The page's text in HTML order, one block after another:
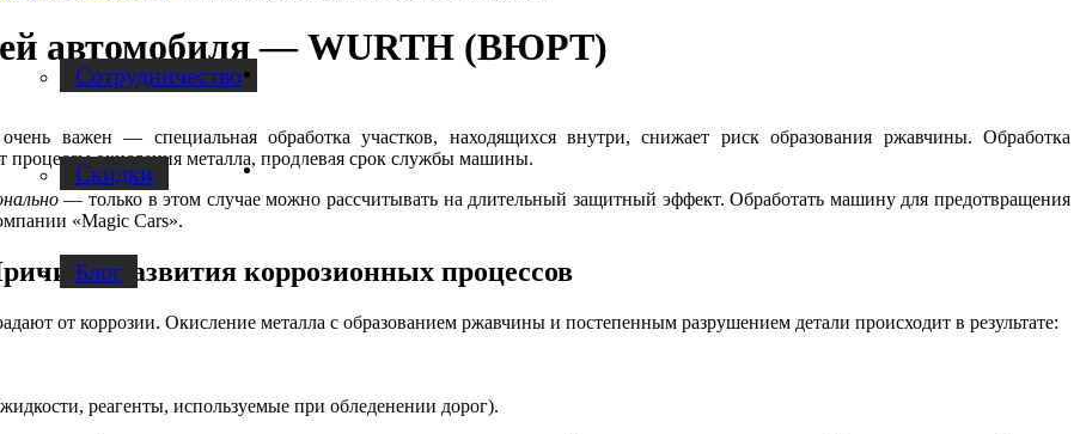
Cотрудничество
Скидки
Блог
Facebook
автомобиля — WURTH (ВЮРТ)
важен — специальная обработка участков, находящихся внутри, снижает риск образования ржавчины. Обработка
процессы окисления металла, продлевая срок службы машины.
— только в этом случае можно рассчитывать на длительный защитный эффект. Обработать машину для предотвращения
«Magic Cars».
развития коррозионных процессов
от коррозии. Окисление металла с образованием ржавчины и постепенным разрушением детали происходит в результате:
реагенты, используемые при обледенении дорог).